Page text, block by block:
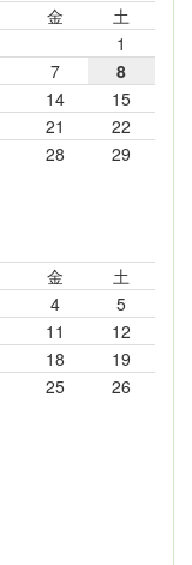
金
土
1
7
8
14
15
21
22
28
29
金
土
4
5
11
12
18
19
25
26